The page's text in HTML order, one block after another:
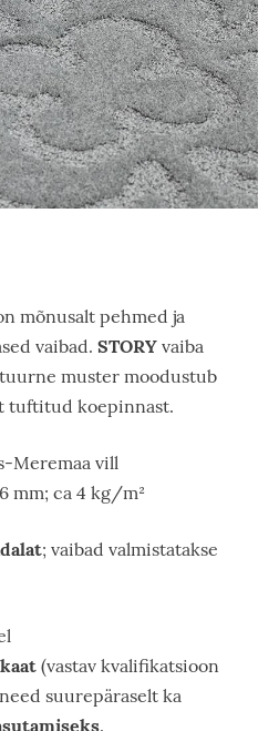
mõnusalt pehmed ja
vaibad. STORY vaiba
muster moodustub
tuftitud koepinnast.
Meremaa vill
mm; ca 4 kg/m²
; vaibad valmistatakse
(vastav kvalifikatsioon
suurepäraselt ka
.